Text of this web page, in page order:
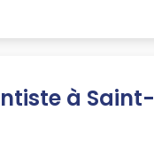
à Saint-